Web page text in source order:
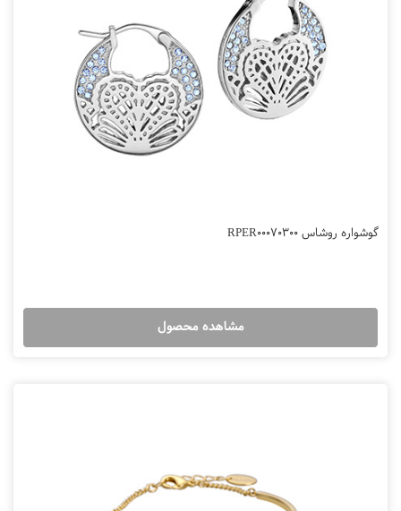
گوشواره روشاس RPER00070300
مشاهده محصول